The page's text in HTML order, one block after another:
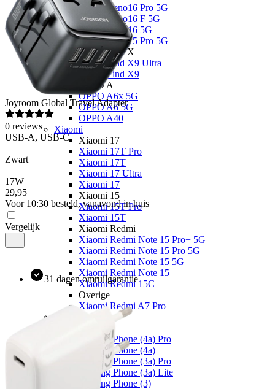
OPPO Reno16 Pro 5G
OPPO Reno16 F 5G
OPPO Reno16 5G
OPPO Reno15 Pro 5G
OPPO Find X
OPPO Find X9 Ultra
OPPO Find X9
OPPO A
OPPO A6x 5G
OPPO A6 5G
OPPO A40
Xiaomi
Xiaomi 17
Xiaomi 17T Pro
Xiaomi 17T
Xiaomi 17 Ultra
Xiaomi 17
Xiaomi 15
Xiaomi 15T Pro
Xiaomi 15T
Xiaomi Redmi
Xiaomi Redmi Note 15 Pro+ 5G
Xiaomi Redmi Note 15 Pro 5G
Xiaomi Redmi Note 15 5G
Xiaomi Redmi Note 15
Xiaomi Redmi 15C
Overige
Xiaomi Redmi A7 Pro
Nothing Phone (4a) Pro
Nothing Phone (4a)
Nothing Phone (3a) Pro
Nothing Phone (3a) Lite
Nothing Phone (3)
Joyroom Global Travel Adapter
0 reviews
USB-A, USB-C
|
Zwart
|
17W
29,95
Voor 10:30 besteld, vanavond in huis
Vergelijk
31 dagen omruilgarantie